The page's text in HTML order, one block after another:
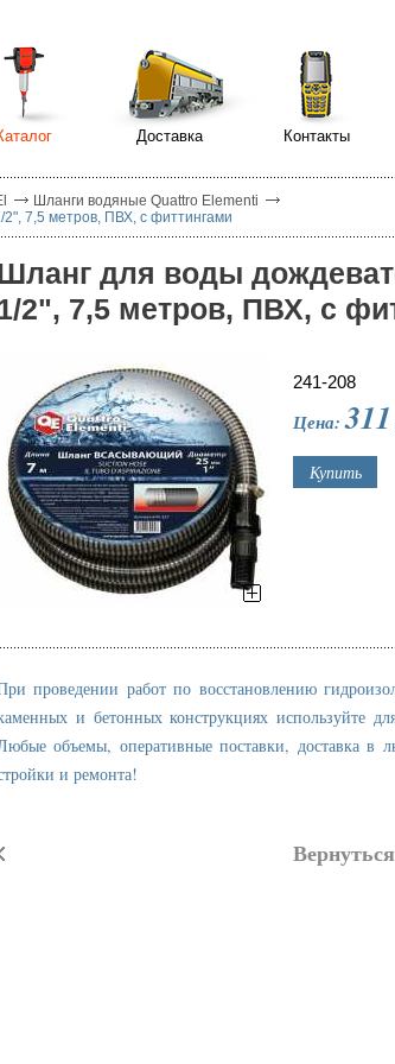
Доставка Контакты
Шланги водяные Quattro Elementi
7,5 метров, ПВХ, с фиттингами
для воды
2", 7,5 метров, ПВХ, с
241-208
Цена:311
проведении работ по восстановлению
и бетонных конструкциях используйте
объемы, оперативные поставки, доставка в
и ремонта!